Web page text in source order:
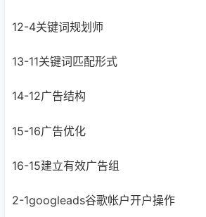
12-4关键词规划师
13-11关键词匹配形式
14-12广告结构
15-16广告优化
16-15建立有效广告组
2-1googleads谷歌帐户开户操作